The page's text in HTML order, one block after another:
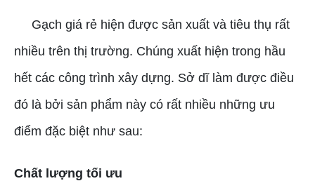
Gạch giá rẻ hiện được sản xuất và tiêu thụ rất
nhiều trên thị trường. Chúng xuất hiện trong hầu
hết các công trình xây dựng. Sở dĩ làm được điều
đó là bởi sản phẩm này có rất nhiều những ưu
điểm đặc biệt như sau:
Chất lượng tối ưu